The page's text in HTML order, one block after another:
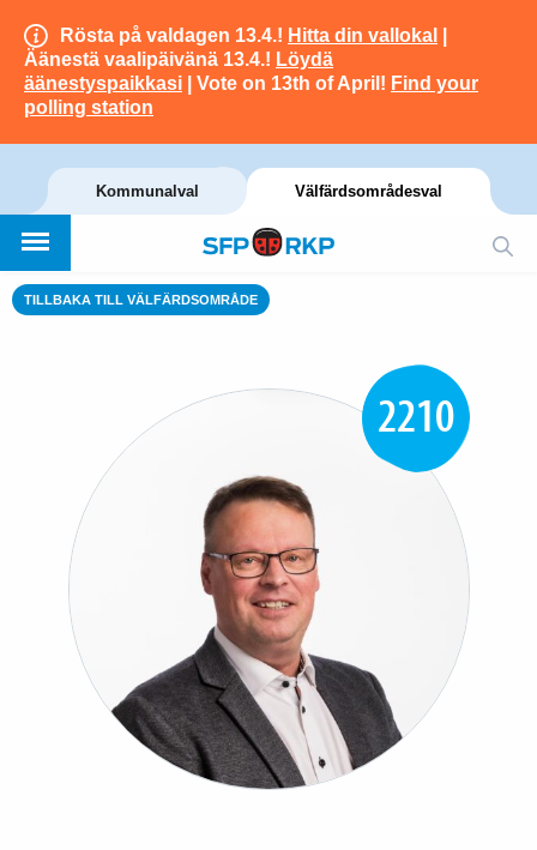
Rösta på valdagen 13.4.! Hitta din vallokal
Äänestä vaalipäivänä 13.4.! Löydä
äänestyspaikkasi | Vote on 13th of April! Find your
polling station
Kommunalval Välfärdsområdesval
TILLBAKA TILL VÄLFÄRDSOMRÅDE
2210